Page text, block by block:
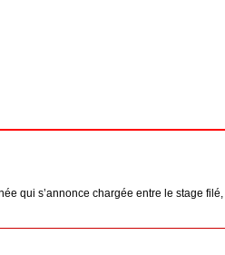
qui s’annonce chargée entre le stage